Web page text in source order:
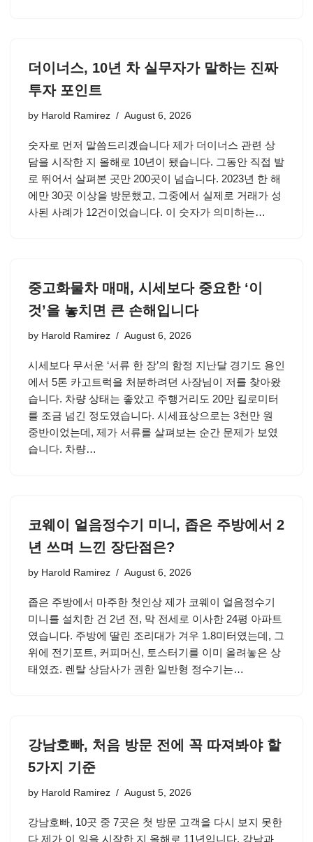
더이너스, 10년 차 실무자가 말하는 진짜
투자 포인트
by Harold Ramirez August 6, 2026
숫자로 먼저 말씀드리겠습니다 제가 더이너스 관련 상
담을 시작한 지 올해로 10년이 됐습니다. 그동안 직접 발
로 뛰어서 살펴본 곳만 200곳이 넘습니다. 2023년 한 해
에만 30곳 이상을 방문했고, 그중에서 실제로 거래가 성
사된 사례가 12건이었습니다. 이 숫자가 의미하는…
중고화물차 매매, 시세보다 중요한 ‘이
것’을 놓치면 큰 손해입니다
by Harold Ramirez August 6, 2026
시세보다 무서운 ‘서류 한 장’의 함정 지난달 경기도 용인
에서 5톤 카고트럭을 처분하려던 사장님이 저를 찾아왔
습니다. 차량 상태는 좋았고 주행거리도 20만 킬로미터
를 조금 넘긴 정도였습니다. 시세표상으로는 3천만 원
중반이었는데, 제가 서류를 살펴보는 순간 문제가 보였
습니다. 차량…
코웨이 얼음정수기 미니, 좁은 주방에서 2
년 쓰며 느낀 장단점은?
by Harold Ramirez August 6, 2026
좁은 주방에서 마주한 첫인상 제가 코웨이 얼음정수기
미니를 설치한 건 2년 전, 막 전세로 이사한 24평 아파트
였습니다. 주방에 딸린 조리대가 겨우 1.8미터였는데, 그
위에 전기포트, 커피머신, 토스터기를 이미 올려놓은 상
태였죠. 렌탈 상담사가 권한 일반형 정수기는…
강남호빠, 처음 방문 전에 꼭 따져봐야 할
5가지 기준
by Harold Ramirez August 5, 2026
강남호빠, 10곳 중 7곳은 첫 방문 고객을 다시 보지 못한
다 제가 이 일을 시작한 지 올해로 11년입니다. 강남과